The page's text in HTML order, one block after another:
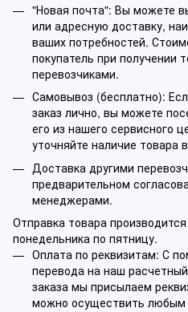
"Новая почта": Вы можете
или адресную доставку,
ваших потребностей.
покупатель при получении
перевозчиками.
Самовывоз (бесплатно):
заказ лично, вы можете
его из нашего сервисного
уточняйте наличие товара
Доставка другими
предварительном
менеджерами.
Отправка товара
понедельника по пятницу.
Оплата по реквизитам: С
перевода на наш
заказа мы присылаем
можно осуществить любым